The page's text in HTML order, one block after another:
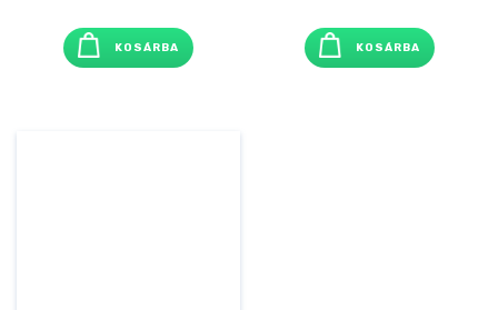
KOSÁRBA KOSÁRBA